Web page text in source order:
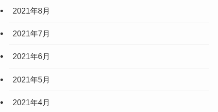
2021年8月
2021年7月
2021年6月
2021年5月
2021年4月